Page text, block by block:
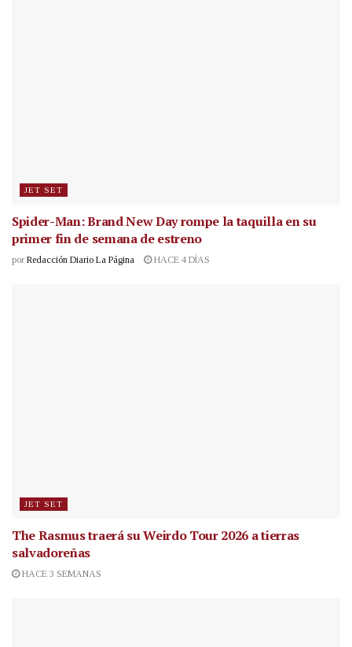
JET SET
Spider-Man: Brand New Day rompe la taquilla en su
primer fin de semana de estreno
por Redacción Diario La Página HACE 4 DÍAS
JET SET
The Rasmus traerá su Weirdo Tour 2026 a tierras
salvadoreñas
HACE 3 SEMANAS